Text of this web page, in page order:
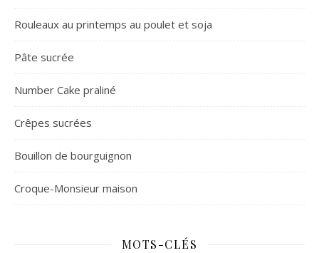
Rouleaux au printemps au poulet et soja
Pâte sucrée
Number Cake praliné
Crêpes sucrées
Bouillon de bourguignon
Croque-Monsieur maison
MOTS-CLÉS